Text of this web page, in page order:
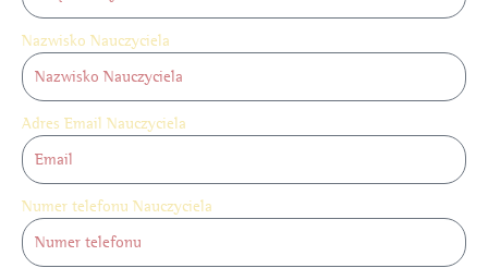
Nazwisko Nauczyciela
Adres Email Nauczyciela
Numer telefonu Nauczyciela